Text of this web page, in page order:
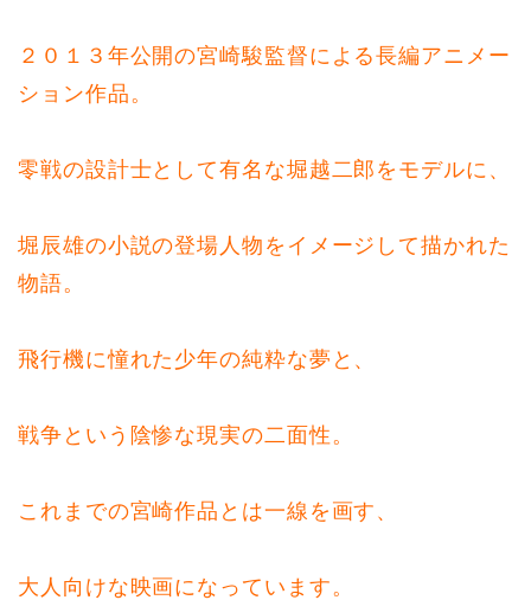
２０１３年公開の宮崎駿監督による長編アニメー
ション作品。
零戦の設計士として有名な堀越二郎をモデルに、
堀辰雄の小説の登場人物をイメージして描かれた
物語。
飛行機に憧れた少年の純粋な夢と、
戦争という陰惨な現実の二面性。
これまでの宮崎作品とは一線を画す、
大人向けな映画になっています。